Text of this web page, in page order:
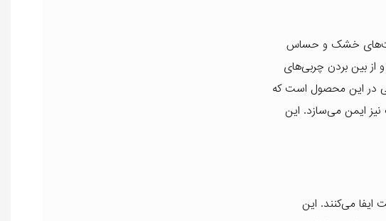
پوست‌های خشک و حساس
از بین بردن چربی‌های
در این محصول است که
ایمن می‌سازد. این
ایفا می‌کنند. این